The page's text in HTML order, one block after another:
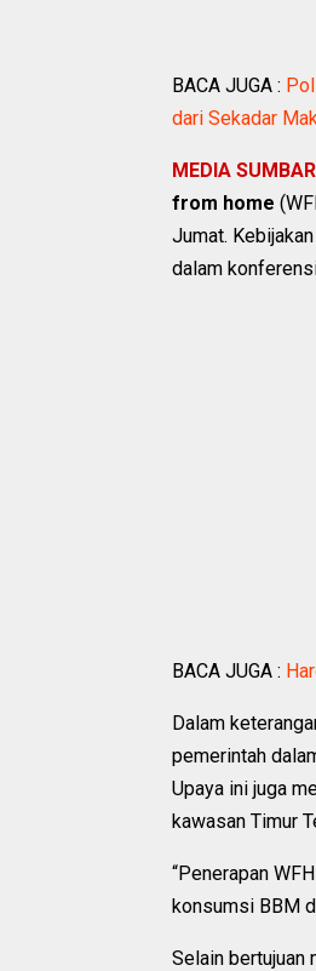
BACA JUGA :
dari Sekadar
MEDIA
from home
Jumat.
dalam
BACA JUGA :
Dalam
pemerintah
Upaya ini juga
kawasan Timur
“Penerapan
konsumsi BBM
Selain bertujuan